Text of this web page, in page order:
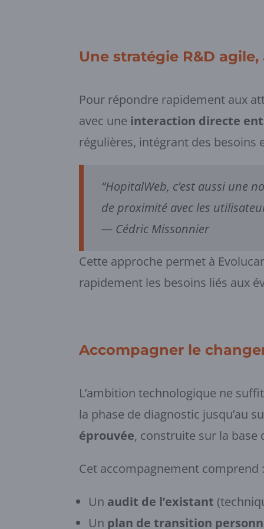
Une stratégie R&D
Pour répondre rapidement aux
avec une interaction directe
régulières, intégrant des
“HopitalWeb, c’est aussi une
de proximité avec les
— Cédric Missonnier
Cette approche permet à
rapidement les besoins liés aux
Accompagner le
L’ambition technologique ne
la phase de diagnostic jusqu’au
éprouvée, construite sur la base
Cet accompagnement comprend
Un audit de l’existant
Un plan de transition